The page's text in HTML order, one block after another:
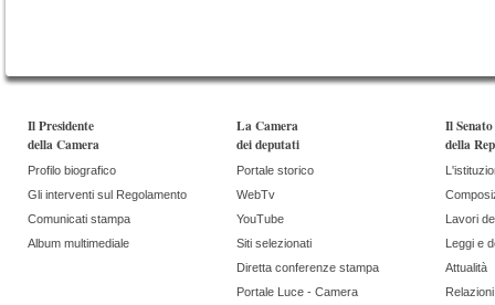
Il Presidente
della Camera
Profilo biografico
Gli interventi sul Regolamento
Comunicati stampa
Album multimediale
La Camera
dei deputati
Portale storico
WebTv
YouTube
Siti selezionati
Diretta conferenze stampa
Portale Luce - Camera
Il Senato
della
Lavori
Leggi e
Attualità